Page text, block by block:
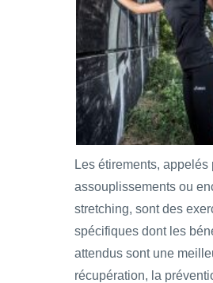
Les étirements, appelés
assouplissements ou
stretching, sont des
spécifiques dont les
attendus sont une
récupération, la